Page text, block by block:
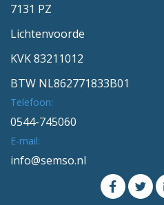
7131 PZ
Lichtenvoorde
KVK 83211012
BTW NL862771833B01
Telefoon:
0544-745060
E-mail:
info@semso.nl